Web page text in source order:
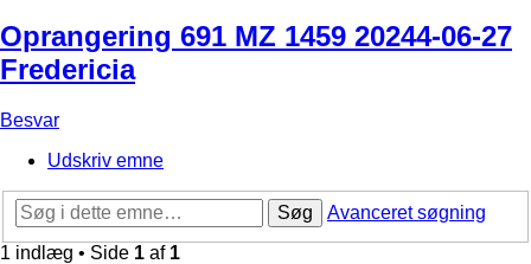
Oprangering 691 MZ 1459 20244-06-27
Fredericia
Besvar
Udskriv emne
Søg
Avanceret søgning
1 indlæg • Side 1 af 1